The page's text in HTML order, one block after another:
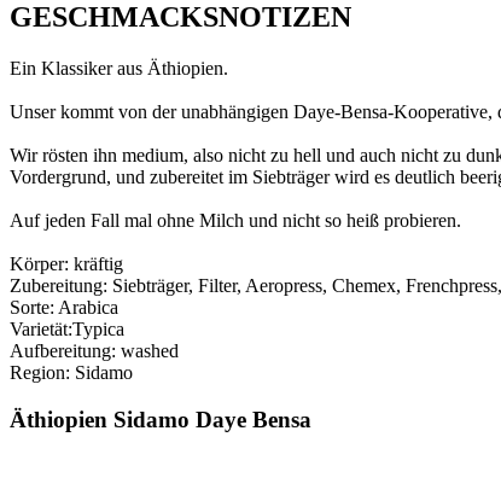
GESCHMACKSNOTIZEN
Ein Klassiker aus Äthiopien.
Unser kommt von der unabhängigen Daye-Bensa-
Wir rösten ihn medium, also nicht zu hell und auch nicht zu
Vordergrund, und zubereitet im Siebträger wird es deutlich
Auf jeden Fall mal ohne Milch und nicht so heiß probieren.
Körper: kräftig
Zubereitung: Siebträger, Filter, Aeropress, Chemex,
Sorte: Arabica
Varietät:Typica
Aufbereitung: washed
Region: Sidamo
Äthiopien Sidamo Daye Bensa